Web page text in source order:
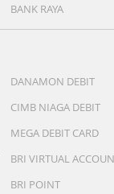
BANK RAYA
DANAMON DEBIT
CIMB NIAGA DEBIT
MEGA DEBIT CARD
BRI VIRTUAL
BRI POINT